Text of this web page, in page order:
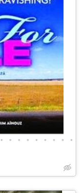
• • • • • • • • •